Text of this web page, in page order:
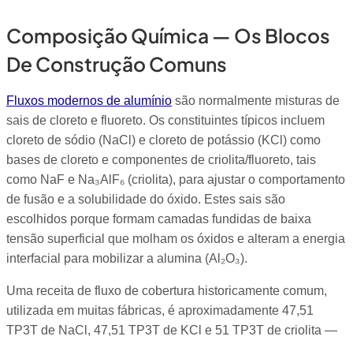
Composição Química — Os Blocos
De Construção Comuns
Fluxos modernos de alumínio são normalmente misturas de
sais de cloreto e fluoreto. Os constituintes típicos incluem
cloreto de sódio (NaCl) e cloreto de potássio (KCl) como
bases de cloreto e componentes de criolita/fluoreto, tais
como NaF e Na₃AlF₆ (criolita), para ajustar o comportamento
de fusão e a solubilidade do óxido. Estes sais são
escolhidos porque formam camadas fundidas de baixa
tensão superficial que molham os óxidos e alteram a energia
interfacial para mobilizar a alumina (Al₂O₃).
Uma receita de fluxo de cobertura historicamente comum,
utilizada em muitas fábricas, é aproximadamente 47,51
TP3T de NaCl, 47,51 TP3T de KCl e 51 TP3T de criolita —